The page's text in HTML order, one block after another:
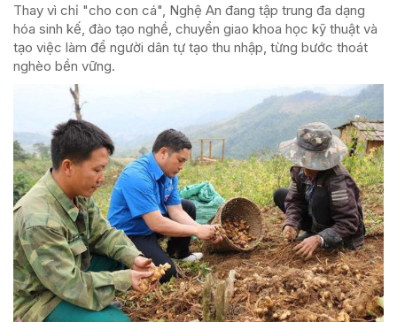
Thay vì chỉ "cho con cá", Nghệ An đang tập trung đa dạng
hóa sinh kế, đào tạo nghề, chuyển giao khoa học kỹ thuật và
tạo việc làm để người dân tự tạo thu nhập, từng bước thoát
nghèo bền vững.